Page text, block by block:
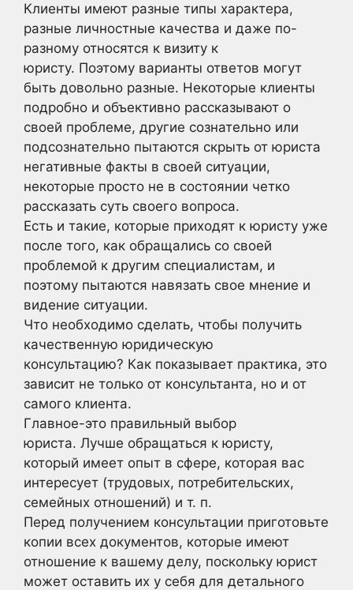
Клиенты имеют разные типы характера,
разные личностные качества и даже по-
разному относятся к визиту к
юристу. Поэтому варианты ответов могут
быть довольно разные. Некоторые клиенты
подробно и объективно рассказывают о
своей проблеме, другие сознательно или
подсознательно пытаются скрыть от юриста
негативные факты в своей ситуации,
некоторые просто не в состоянии четко
рассказать суть своего вопроса.
Есть и такие, которые приходят к юристу уже
после того, как обращались со своей
проблемой к другим специалистам, и
поэтому пытаются навязать свое мнение и
видение ситуации.
Что необходимо сделать, чтобы получить
качественную юридическую
консультацию? Как показывает практика, это
зависит не только от консультанта, но и от
самого клиента.
Главное-это правильный выбор
юриста. Лучше обращаться к юристу,
который имеет опыт в сфере, которая вас
интересует (трудовых, потребительских,
семейных отношений) и т. п.
Перед получением консультации приготовьте
копии всех документов, которые имеют
отношение к вашему делу, поскольку юрист
может оставить их у себя для детального